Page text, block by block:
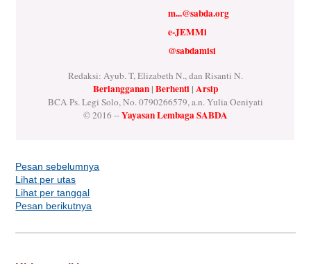
m...@sabda.org
e-JEMMi
@sabdamisi
Redaksi: Ayub. T, Elizabeth N., dan Risanti N.
Berlangganan | Berhenti | Arsip
BCA Ps. Legi Solo, No. 0790266579, a.n. Yulia Oeniyati
© 2016 --Yayasan Lembaga SABDA
Pesan sebelumnya
Lihat per utas
Lihat per tanggal
Pesan berikutnya